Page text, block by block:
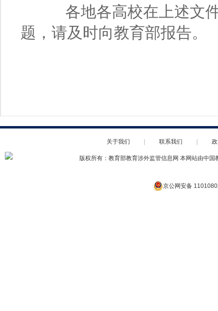
各地各高校在上述文件
题，请及时向教育部报告。
关于我们 联系我们
版权所有：教育部教育涉外监管信息网 本网站由中
京公网安备